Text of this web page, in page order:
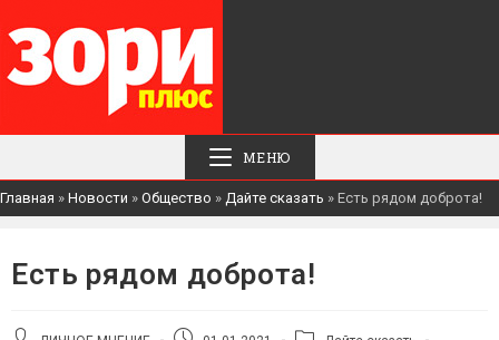
МЕНЮ
Главная » Новости » Общество » Дайте сказать » Есть рядом доброта!
Есть рядом доброта!